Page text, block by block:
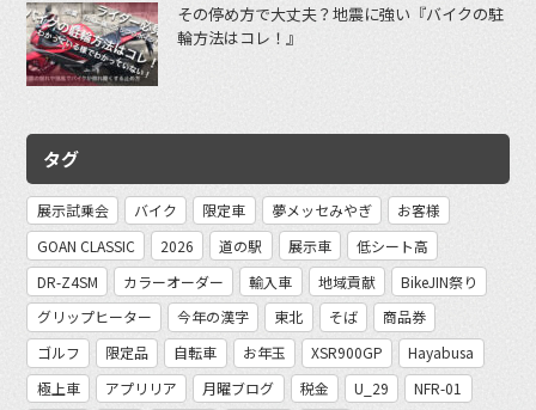
その停め方で大丈夫？地震に強い『バイクの駐
輪方法はコレ！』
タグ
展示試乗会 バイク 限定車 夢メッセみやぎ
お客様
GOAN CLASSIC
2026 道の駅 展示車
低シート高
DR-Z4SM
カラーオーダー 輸入車 地域貢献
BikeJIN祭り
グリップヒーター
今年の漢字 東北 そば
商品券
ゴルフ
限定品 自転車 お年玉 XSR900GP
Hayabusa
極上車
アプリリア 月曜ブログ 税金 U_29
NFR-01